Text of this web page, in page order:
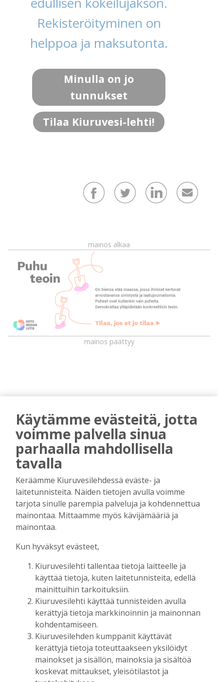
Rekisteröityminen on
helppoa ja maksutonta.
Minulla on jo
tunnukset
Tilaa Kiuruvesi-lehti!
mainos alkaa
mainos päättyy
AIEMMIN AIHEESTA
tukea Kiuruveden nuorille – palkittavat
julkaistaan loppuvuodesta
Tilaajille
Aku Laatikainen 7.8.2026 11:33
kaikille avoin kävelytapahtuma
Tilaajille
09:14
KiuPan 11-vuotiaille pojille kultaa Kuopio
Cupista ylivoimaisen esityksen jälkeen
Tilaajille
Aku Laatikainen
Salla Tompuri juoksi tuplakultaan – Silja
Auvinen ja Enni Pennanen heittivät
keihään joukkuemestareiksi
Tilaajille
Käytämme evästeitä, jotta
voimme palvella sinua
parhaalla mahdollisella
tavalla
Keräämme Kiuruvesilehdessä eväste- ja
laitetunnisteita. Näiden tietojen avulla voimme
tarjota sinulle parempia palveluja ja kohdennettua
mainontaa. Mittaamme myös kävijämääriä ja
mainontaa.
Kun hyväksyt evästeet,
Kiuruvesilehti tallentaa tietoja laitteelle ja
käyttää tietoja, kuten laitetunnisteita, edellä
mainittuihin tarkoituksiin.
Kiuruvesilehti käyttää tunnisteiden avulla
kerättyjä tietoja markkinoinnin ja mainonnan
kohdentamiseen.
Kiuruvesilehden kumppanit käyttävät
kerättyjä tietoja toteuttaakseen yksilöidyt
mainokset ja sisällön, mainoksia ja sisältöä
koskevat mittaukset, yleisötilastot ja